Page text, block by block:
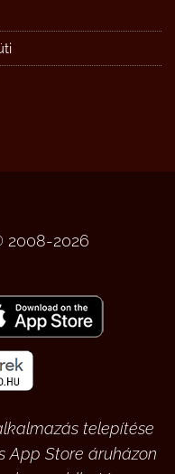
2008-2026
telepítése
App Store áruházon